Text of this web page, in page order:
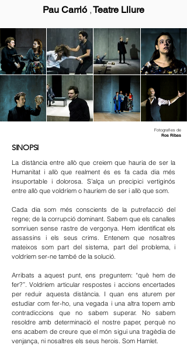
Pau Carrió ,Teatre Lliure
Fotografies de
Ros Ribas
SINOPSI
La distància entre allò que creiem que hauria de ser la
Humanitat i allò que realment és es fa cada dia més
insuportable i dolorosa. S’alça un precipici vertiginós
entre allò que voldríem o hauríem de ser i allò que som.
Cada dia som més conscients de la putrefacció del
regne; de la corrupció dominant. Sabem que els canalles
somriuen sense rastre de vergonya. Hem identificat els
assassins i els seus crims. Entenem que nosaltres
mateixos som part del sistema, part del problema, i
voldríem ser-ne també de la solució.
Arribats a aquest punt, ens preguntem: “què hem de
fer?”. Voldríem articular respostes i accions encertades
per reduir aquesta distància. I quan ens aturem per
estudiar com fer-ho, una vegada i una altra topem amb
contradiccions que no sabem superar. No sabem
resoldre amb determinació el nostre paper, perquè no
ens acabem de creure que el món sigui una tragèdia de
venjança, ni nosaltres els seus herois. Som Hamlet.